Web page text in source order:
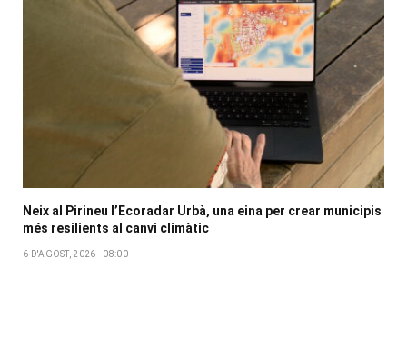
Neix al Pirineu l’Ecoradar Urbà, una eina per crear municipis
més resilients al canvi climàtic
6 D'AGOST, 2026 - 08:00